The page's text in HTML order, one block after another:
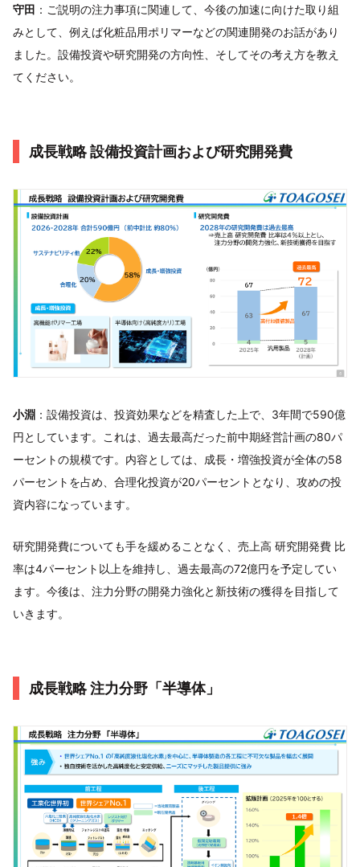
守田 ：ご説明の注力事項に関連して、今後の加速に向けた取り組
みとして、例えば化粧品用ポリマーなどの関連開発のお話があり
ました。設備投資や研究開発の方向性、そしてその考え方を教え
てください。
成長戦略 設備投資計画および研究開発費
小淵 ：設備投資は、投資効果などを精査した上で、3年間で590億
円としています。これは、過去最高だった前中期経営計画の80パ
ーセントの規模です。内容としては、成長・増強投資が全体の58
パーセントを占め、合理化投資が20パーセントとなり、攻めの投
資内容になっています。
研究開発費についても手を緩めることなく、売上高 研究開発費 比
率は4パーセント以上を維持し、過去最高の72億円を予定してい
ます。今後は、注力分野の開発力強化と新技術の獲得を目指して
いきます。
成長戦略 注力分野「半導体」